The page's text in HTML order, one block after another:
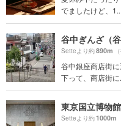
でましたけど、1...
谷中ぎんざ（
Setteより約890m
谷中銀座商店街
下って、商店街に
東京国立博物館
Setteより約1000m